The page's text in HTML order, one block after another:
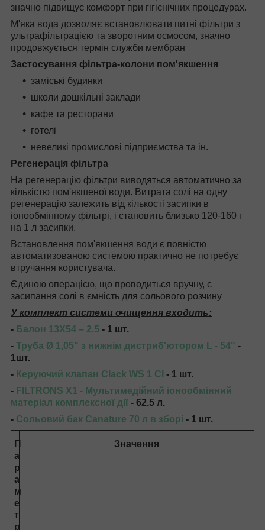
значно підвищує комфорт при гігієнічних процедурах.
М'яка вода дозволяє встановлювати питні фільтри з
ультрафільтрацією та зворотним осмосом, значно
продовжується термін служби мембран
Застосування фільтра-колони пом'якшення
заміські будинки
школи дошкільні заклади
кафе та ресторани
готелі
невеликі промислові підприємства та ін.
Регенерація фільтра
На регенерацію фільтри виводяться автоматично за
кількістю пом'якшеної води. Витрата солі на одну
регенерацію залежить від кількості засипки в
іонообмінному фільтрі, і становить близько 120-160 г
на 1 л засипки.
Встановлення пом'якшення води є повністю
автоматизованою системою практично не потребує
втручання користувача.
Єдиною операцією, що проводиться вручну, є
засипання солі в ємність для сольового розчину
У комплект системи очищення входить:
- Балон 13X54 – 2.5 - 1 шт.
- Труба Ø 1,05" з нижнім дистриб'ютором L - 54" -
1шт.
- Керуючий клапан Clack WS 1 CI - 1 шт.
- FILTRONS X1 - Мультимедійний іонообмінний
матеріал комплексної дії - 62.5 л.
- Сольовий бак Canature 70 л в зборі - 1 шт.
П
а
р
а
м
е
т
р
Значення